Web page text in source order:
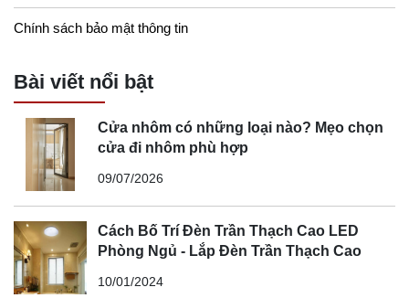
Chính sách bảo mật thông tin
Bài viết nổi bật
Cửa nhôm có những loại nào? Mẹo chọn
cửa đi nhôm phù hợp
09/07/2026
Cách Bố Trí Đèn Trần Thạch Cao LED
Phòng Ngủ - Lắp Đèn Trần Thạch Cao
10/01/2024